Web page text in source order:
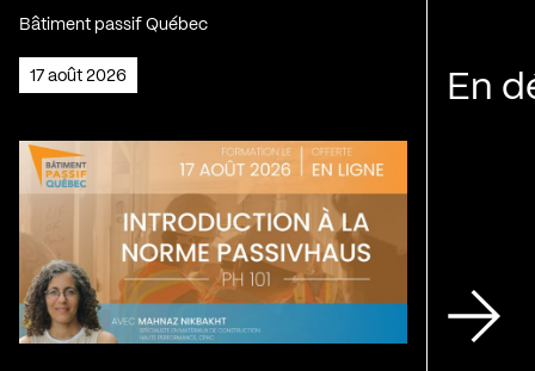
Bâtiment passif Québec
17 août 2026 En